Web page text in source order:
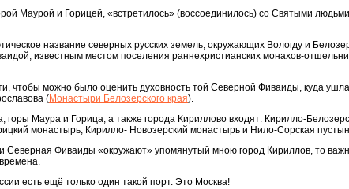
Маурой и Горицей, «встретилось» (воссоединилось) со Святыми
название северных русских земель, окружающих Вологду и
известным местом поселения раннехристианских монахов-
чтобы можно было оценить духовность той Северной Фиваиды, куда
(Монастыри Белозерского края).
горы Маура и Горица, а также города Кириллово входят: Кирилло-
монастырь, Кирилло- Новозерский монастырь и Нило-Сорская
Северная Фиваиды «окружают» упомянутый мною город Кириллов, то
есть ещё только один такой порт. Это Москва!